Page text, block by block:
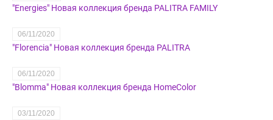
"Energies" Новая коллекция бренда PALITRA FAMILY
06/11/2020
"Florencia" Новая коллекция бренда PALITRA
06/11/2020
"Blomma" Новая коллекция бренда HomeColor
03/11/2020